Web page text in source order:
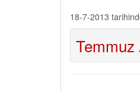
18-7-2013
Temmuz